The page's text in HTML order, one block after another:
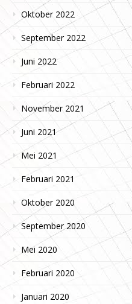
Oktober 2022
September 2022
Juni 2022
Februari 2022
November 2021
Juni 2021
Mei 2021
Februari 2021
Oktober 2020
September 2020
Mei 2020
Februari 2020
Januari 2020